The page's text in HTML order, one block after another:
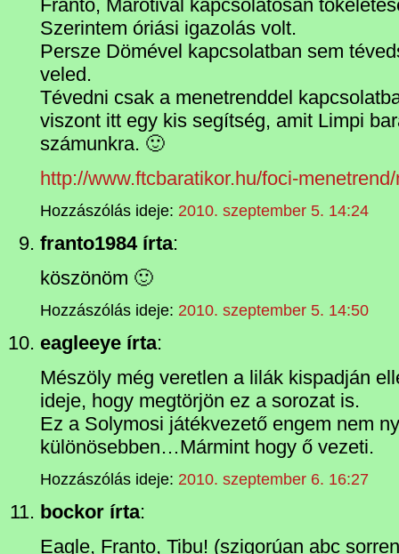
Franto, Marótival kapcsolatosan
Szerintem óriási igazolás volt.
Persze Dömével kapcsolatban sem
veled.
Tévedni csak a menetrenddel
viszont itt egy kis segítség, amit Limpi
számunkra. 🙂
http://www.ftcbaratikor.hu/foci-
Hozzászólás ideje: 2010. szeptember 5. 14:24
franto1984 írta:
köszönöm 🙂
Hozzászólás ideje: 2010. szeptember 5. 14:50
eagleeye írta:
Mészöly még veretlen a lilák kispadján
ideje, hogy megtörjön ez a sorozat is.
Ez a Solymosi játékvezető engem nem
különösebben…Mármint hogy ő vezeti.
Hozzászólás ideje: 2010. szeptember 6. 16:27
bockor írta:
Eagle, Franto, Tibu! (szigorúan abc